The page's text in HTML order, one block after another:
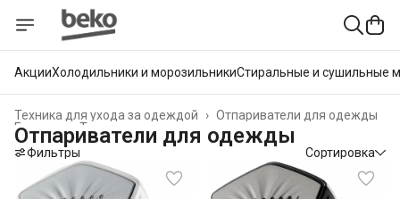
АкцииХолодильники и морозильникиСтиральные и сушильные
Отпариватели для одежды
Техника для ухода за одеждой
›
Техника для дома
Главная
Отпариватели для одежды
Фильтры Сортировка